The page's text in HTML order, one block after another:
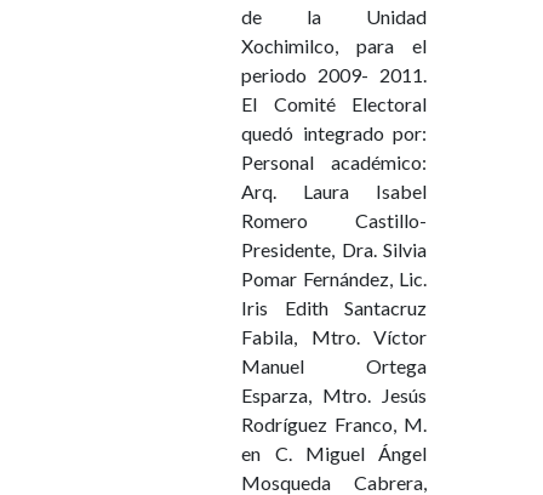
de la Unidad
Xochimilco, para el
periodo 2009- 2011.
El Comité Electoral
quedó integrado por:
Personal académico:
Arq. Laura Isabel
Romero Castillo-
Presidente, Dra. Silvia
Pomar Fernández, Lic.
Iris Edith Santacruz
Fabila, Mtro. Víctor
Manuel Ortega
Esparza, Mtro. Jesús
Rodríguez Franco, M.
en C. Miguel Ángel
Mosqueda Cabrera,